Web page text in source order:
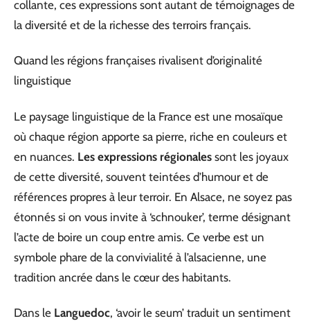
collante, ces expressions sont autant de témoignages de
la diversité et de la richesse des terroirs français.
Quand les régions françaises rivalisent d’originalité
linguistique
Le paysage linguistique de la France est une mosaïque
où chaque région apporte sa pierre, riche en couleurs et
en nuances. Les expressions régionales sont les joyaux
de cette diversité, souvent teintées d’humour et de
références propres à leur terroir. En Alsace, ne soyez pas
étonnés si on vous invite à ‘schnouker’, terme désignant
l’acte de boire un coup entre amis. Ce verbe est un
symbole phare de la convivialité à l’alsacienne, une
tradition ancrée dans le cœur des habitants.
Dans le Languedoc, ‘avoir le seum’ traduit un sentiment